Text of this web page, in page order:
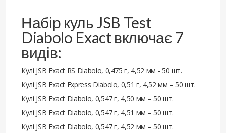
Набір куль JSB Test
Diabolo Exact включає 7
видів:
Кулі JSB Exact RS Diabolo, 0,475 г, 4,52 мм - 50 шт.
Кулі JSB Exact Express Diabolo, 0,51 г, 4,52 мм – 50 шт.
Кулі JSB Exact Diabolo, 0,547 г, 4,50 мм – 50 шт.
Кулі JSB Exact Diabolo, 0,547 г, 4,51 мм – 50 шт.
Кулі JSB Exact Diabolo, 0,547 г, 4,52 мм – 50 шт.